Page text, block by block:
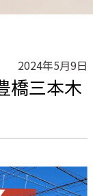
2024年5月9日
橋三本木